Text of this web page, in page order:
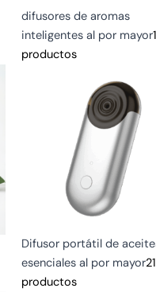
difusores de aromas
inteligentes al por mayor
productos
Difusor portátil de
esenciales al por mayor21
productos